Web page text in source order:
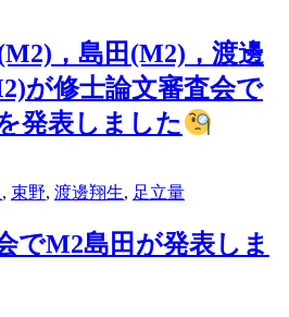
，島田(M2)，渡邊
が修士論文審査会で
発表しました
, 束野, 渡邊翔生, 足立量
でM2島田が発表しま